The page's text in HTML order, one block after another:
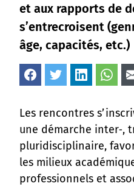
et aux rapports de
s’entrecroisent
âge, capacités, etc.)
Les rencontres
une démarche inter‑,
pluridisciplinaire,
les milieux
professionnels et